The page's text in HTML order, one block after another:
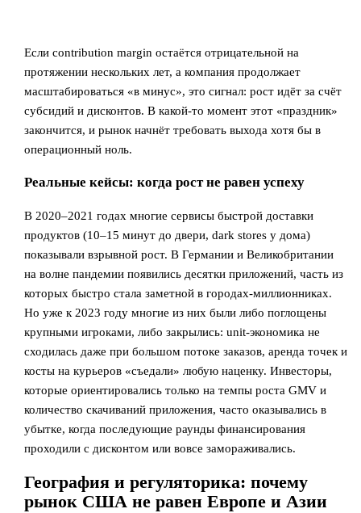
Если contribution margin остаётся отрицательной на
протяжении нескольких лет, а компания продолжает
масштабироваться «в минус», это сигнал: рост идёт за счёт
субсидий и дисконтов. В какой‑то момент этот «праздник»
закончится, и рынок начнёт требовать выхода хотя бы в
операционный ноль.
Реальные кейсы: когда рост не равен успеху
В 2020–2021 годах многие сервисы быстрой доставки
продуктов (10–15 минут до двери, dark stores у дома)
показывали взрывной рост. В Германии и Великобритании
на волне пандемии появились десятки приложений, часть из
которых быстро стала заметной в городах‑миллионниках.
Но уже к 2023 году многие из них были либо поглощены
крупными игроками, либо закрылись: unit‑экономика не
сходилась даже при большом потоке заказов, аренда точек и
косты на курьеров «съедали» любую наценку. Инвесторы,
которые ориентировались только на темпы роста GMV и
количество скачиваний приложения, часто оказывались в
убытке, когда последующие раунды финансирования
проходили с дисконтом или вовсе замораживались.
География и регуляторика: почему
рынок США не равен Европе и Азии